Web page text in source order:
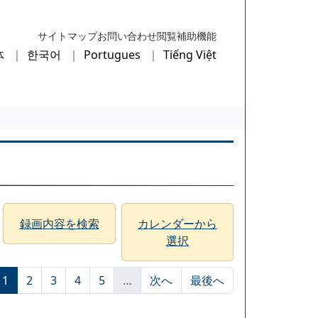
サイトマップお問い合わせ閲覧補助機能
한국어 Portugues Tiếng Việt
録画内容を検索
カレンダーから
選択
1 2 3 4 5 … 次へ 最後へ